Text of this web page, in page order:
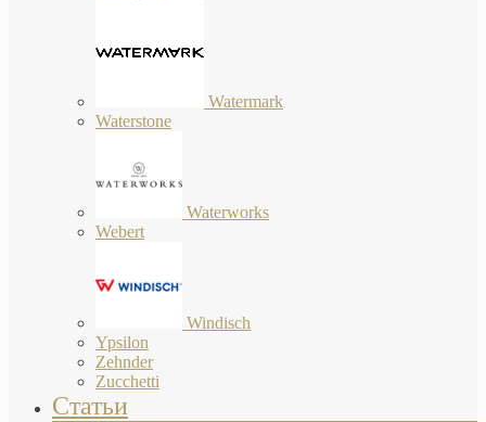
Watermark
Waterstone
Waterworks
Webert
Windisch
Ypsilon
Zehnder
Zucchetti
Статьи